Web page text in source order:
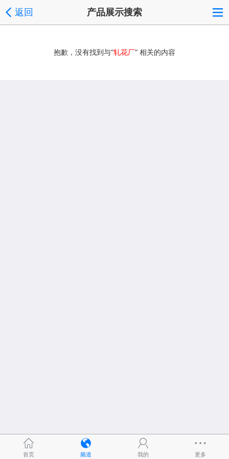
返回 产品展示搜索
抱歉，没有找到与“轧花厂” 相关的内容
首页 频道 我的 更多